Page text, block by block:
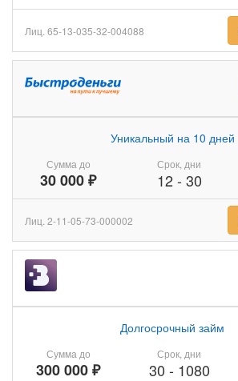
Лиц. 65-13-035-32-004088
Сумма до
30 000 ₽
Уникальный на 10 дней
Срок, дни
12- 30
Лиц. 2-11-05-73-000002
Сумма до
300 000 ₽
Долгосрочный займ
Срок, дни
30 - 1080